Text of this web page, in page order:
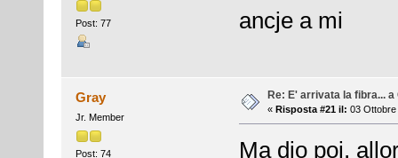
Post: 77 ancje a mi
Gray
Jr. Member
Post: 74
Re: E' arrivata la fibra... a
« Risposta #21 il: 03 Ottobre
Ma dio poi,